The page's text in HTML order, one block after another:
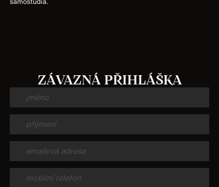
samostudia.
ZÁVAZNÁ PŘIHLÁŠKA